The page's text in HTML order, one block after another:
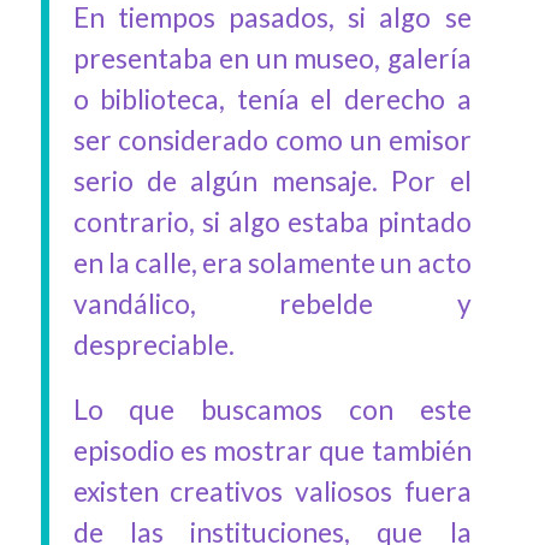
En tiempos pasados, si algo se
presentaba en un museo, galería
o biblioteca, tenía el derecho a
ser considerado como un emisor
serio de algún mensaje. Por el
contrario, si algo estaba pintado
en la calle, era solamente un acto
vandálico, rebelde y
despreciable.
Lo que buscamos con este
episodio es mostrar que también
existen creativos valiosos fuera
de las instituciones, que la